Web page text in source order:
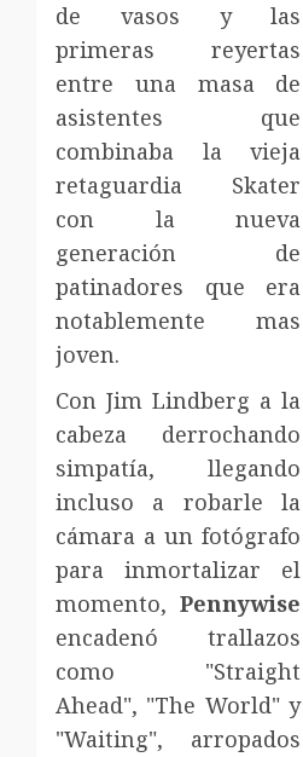
de vasos y las
primeras reyertas
entre una masa de
asistentes que
combinaba la vieja
retaguardia Skater
con la nueva
generación de
patinadores que era
notablemente mas
joven.
Con Jim Lindberg a la
cabeza derrochando
simpatía, llegando
incluso a robarle la
cámara a un fotógrafo
para inmortalizar el
momento,Pennywise
encadenó trallazos
como "Straight
Ahead", "The World" y
"Waiting", arropados